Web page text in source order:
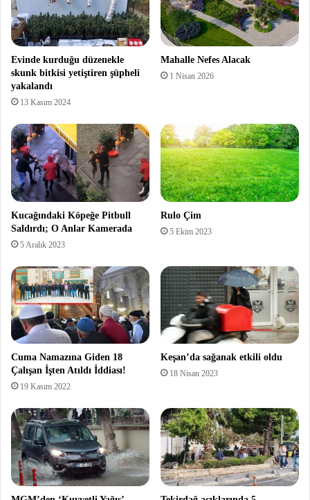
Evinde kurduğu düzenekle
skunk bitkisi yetiştiren şüpheli
yakalandı
13 Kasım 2024
Mahalle Nefes Alacak
1 Nisan 2026
Kucağındaki Köpeğe Pitbull
Saldırdı; O Anlar Kamerada
5 Aralık 2023
Rulo Çim
5 Ekim 2023
Cuma Namazına Giden 18
Çalışan İşten Atıldı İddiası!
19 Kasım 2022
Keşan’da sağanak etkili oldu
18 Nisan 2023